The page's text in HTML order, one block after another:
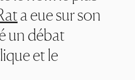
a eue sur son
un débat
et le